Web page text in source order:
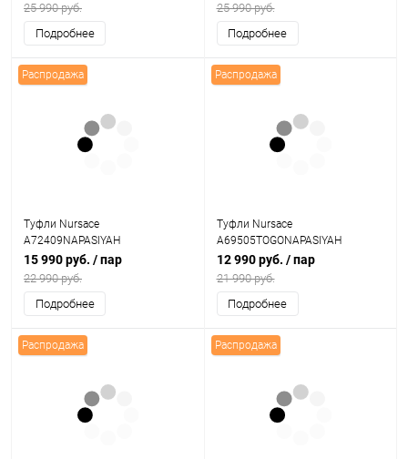
25 990 руб.
Подробнее
25 990 руб.
Подробнее
Распродажа
Туфли Nursace
A72409NAPASIYAH
15 990 руб. / пар
22 990 руб.
Подробнее
Распродажа
Туфли Nursace
A69505TOGONAPASIYAH
12 990 руб. / пар
21 990 руб.
Подробнее
Распродажа Распродажа